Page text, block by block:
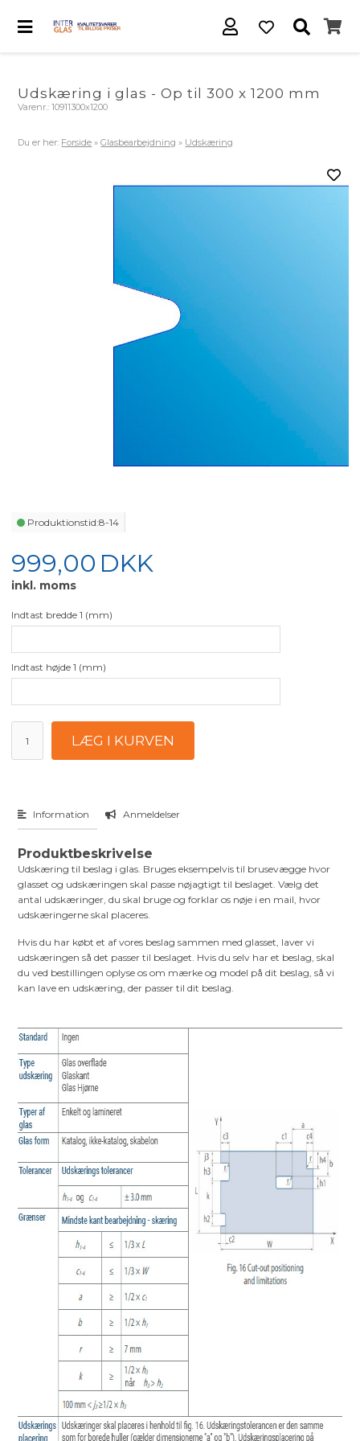
Udskæring i glas - Op til 300 x 1200 mm
Varenr.:10911300x1200
Du er her: Forside »Glasbearbejdning » Udskæring
Produktionstid:8-14
999,00 DKK
inkl. moms
Indtast bredde 1 (mm)
Indtast højde 1 (mm)
Information Anmeldelser
Produktbeskrivelse
Udskæring til beslag i glas. Bruges eksempelvis til brusevægge hvor
glasset og udskæringen skal passe nøjagtigt til beslaget. Vælg det
antal udskæringer, du skal bruge og forklar os nøje i en mail, hvor
udskæringerne skal placeres.
Hvis du har købt et af vores beslag sammen med glasset, laver vi
udskæringen så det passer til beslaget. Hvis du selv har et beslag, skal
du ved bestillingen oplyse os om mærke og model på dit beslag, så vi
kan lave en udskæring, der passer til dit beslag.